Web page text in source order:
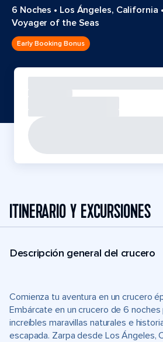
6 Noches • Los Ángeles, California •
Voyager of the Seas
Early Booking Bonus
ITINERARIO Y EXCURSIONES
Descripción general del crucero
Comienza tu aventura en un crucero
Embárcate en un crucero de 6 noches
increíbles maravillas naturales e
escapada. Zarpa desde Los Ángeles,